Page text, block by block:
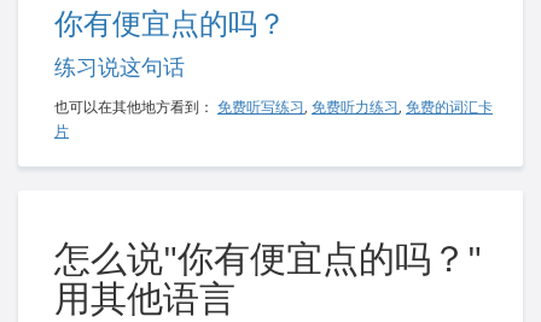
你有便宜点的吗？
练习说这句话
也可以在其他地方看到： 免费听写练习 , 免费听力练习 , 免费的词汇卡
片
怎么说"你有便宜点的吗？"
用其他语言